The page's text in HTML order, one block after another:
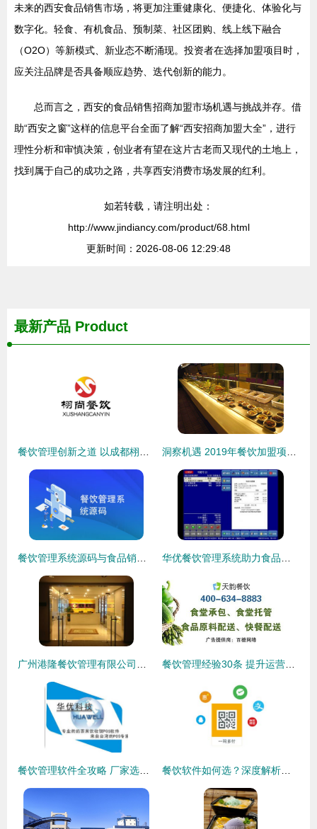
未来的西安食品销售市场，将更加注重健康化、便捷化、体验化与
数字化。轻食、有机食品、预制菜、社区团购、线上线下融合
（O2O）等新模式、新业态不断涌现。投资者在选择加盟项目时，
应关注品牌是否具备顺应趋势、迭代创新的能力。
总而言之，西安的食品销售招商加盟市场机遇与挑战并存。借
助“西安之窗”这样的信息平台全面了解“西安招商加盟大全”，进行
理性分析和审慎决策，创业者有望在这片古老而又现代的土地上，
找到属于自己的成功之路，共享西安消费市场发展的红利。
如若转载，请注明出处：
http://www.jindiancy.com/product/68.html
更新时间：2026-08-06 12:29:48
最新产品 Product